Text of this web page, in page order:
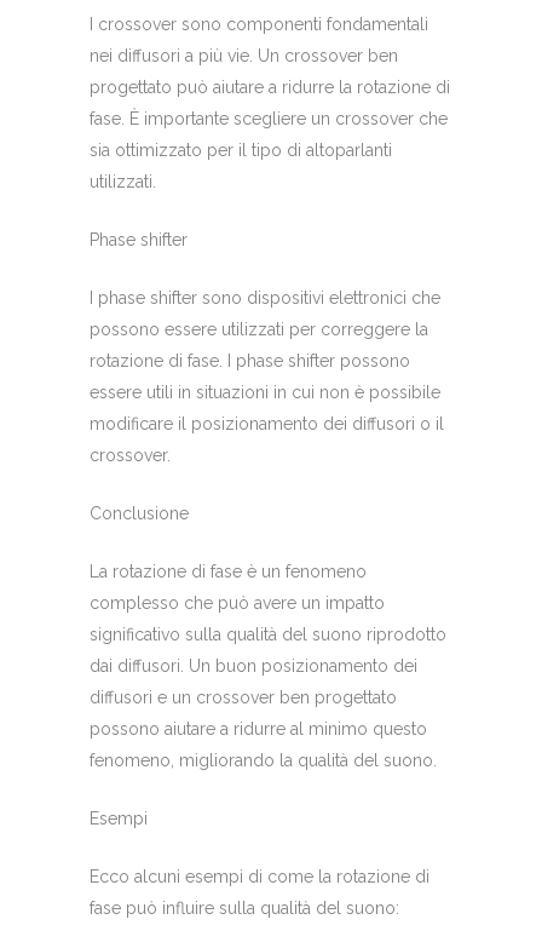
I crossover sono componenti fondamentali
nei diffusori a più vie. Un crossover ben
progettato può aiutare a ridurre la rotazione di
fase. È importante scegliere un crossover che
sia ottimizzato per il tipo di altoparlanti
utilizzati.
Phase shifter
I phase shifter sono dispositivi elettronici che
possono essere utilizzati per correggere la
rotazione di fase. I phase shifter possono
essere utili in situazioni in cui non è possibile
modificare il posizionamento dei diffusori o il
crossover.
Conclusione
La rotazione di fase è un fenomeno
complesso che può avere un impatto
significativo sulla qualità del suono riprodotto
dai diffusori. Un buon posizionamento dei
diffusori e un crossover ben progettato
possono aiutare a ridurre al minimo questo
fenomeno, migliorando la qualità del suono.
Esempi
Ecco alcuni esempi di come la rotazione di
fase può influire sulla qualità del suono: